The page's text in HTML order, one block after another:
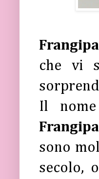
che vi
Il
sono
secolo,